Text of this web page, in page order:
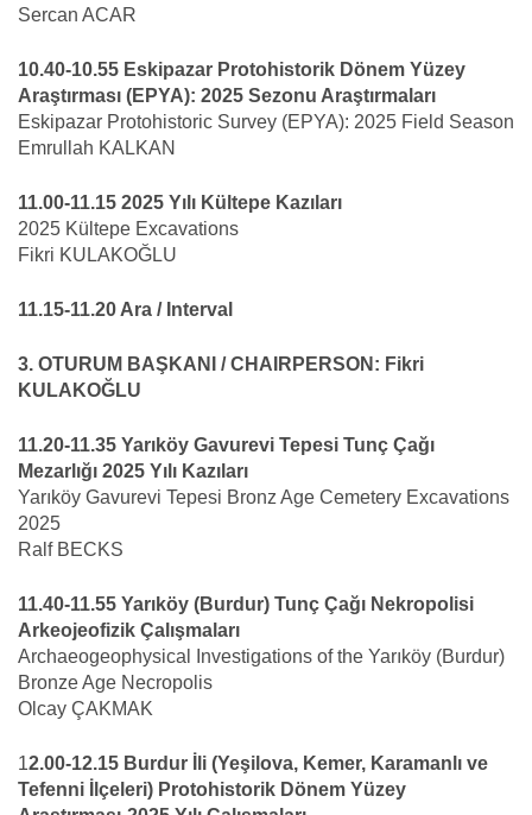
Sercan ACAR
10.40-10.55 Eskipazar Protohistorik Dönem Yüzey
Araştırması (EPYA): 2025 Sezonu Araştırmaları
Eskipazar Protohistoric Survey (EPYA): 2025 Field Season
Emrullah KALKAN
11.00-11.15 2025 Yılı Kültepe Kazıları
2025 Kültepe Excavations
Fikri KULAKOĞLU
11.15-11.20 Ara / Interval
3. OTURUM BAŞKANI / CHAIRPERSON: Fikri
KULAKOĞLU
11.20-11.35 Yarıköy Gavurevi Tepesi Tunç Çağı
Mezarlığı 2025 Yılı Kazıları
Yarıköy Gavurevi Tepesi Bronz Age Cemetery Excavations
2025
Ralf BECKS
11.40-11.55 Yarıköy (Burdur) Tunç Çağı Nekropolisi
Arkeojeofizik Çalışmaları
Archaeogeophysical Investigations of the Yarıköy (Burdur)
Bronze Age Necropolis
Olcay ÇAKMAK
12.00-12.15 Burdur İli (Yeşilova, Kemer, Karamanlı ve
Tefenni İlçeleri) Protohistorik Dönem Yüzey